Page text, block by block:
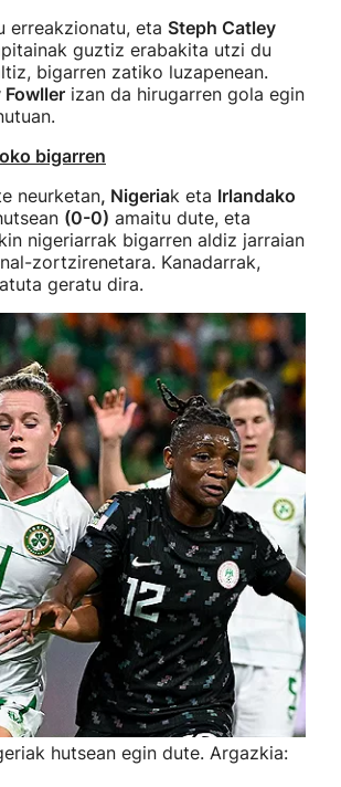
erreakzionatu, eta Steph Catley
guztiz erabakita utzi du
bigarren zatiko luzapenean.
Fowller izan da hirugarren gola egin
bigarren
neurketan, Nigeriak eta Irlandako
(0-0) amaitu dute, eta
nigeriarrak bigarren aldiz jarraian
zortzirenetara. Kanadarrak,
geratu dira.
hutsean egin dute. Argazkia: